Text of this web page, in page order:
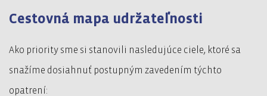
Cestovná mapa udržateľnosti
Ako priority sme si stanovili nasledujúce ciele, ktoré sa
snažíme dosiahnuť postupným zavedením týchto
opatrení: